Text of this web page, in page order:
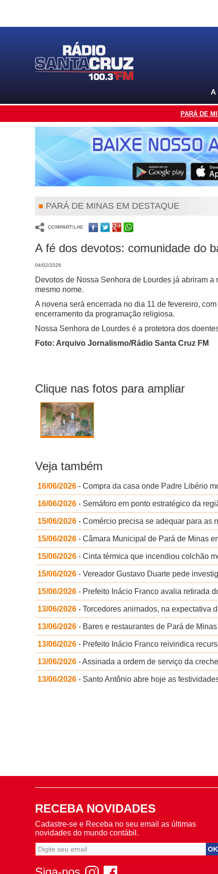
A
PARÁ DE
PARÁ DE MINAS EM DESTAQUE
A fé dos devotos: comunidade do
04/02/2026
Devotos de Nossa Senhora de Lourdes já abriram
mesmo nome.
A novena será encerrada no dia 11 de fevereiro,
encerramento da programação religiosa.
Nossa Senhora de Lourdes é a protetora dos
Foto: Arquivo Jornalismo/Rádio Santa Cruz FM
Clique nas fotos para ampliar
Veja também
16/06/2026 - Compra da casa onde Padre Libério
16/06/2026 - Semáforo em ponto estratégico da
15/06/2026 - Comércio precisa se adequar para as
15/06/2026 - Câmara Municipal de Pará de Minas
15/06/2026 - Cinta térmica que incendiou colchão
15/06/2026 - Vereador Gustavo Duarte pede
15/06/2026 - Prefeito Inácio Franco avalia retirada
13/06/2026 - Torcedores animados, na expectativa
13/06/2026 - Bares e restaurantes de Pará de
13/06/2026 - Prefeito Inácio Franco reivindica
13/06/2026 - Assinada a ordem de serviço da
13/06/2026 - Santo Antônio abre hoje as
RECEBA NOVIDADES
Cadastre-se e Receba no seu email as últimas
novidades do mundo contábil.